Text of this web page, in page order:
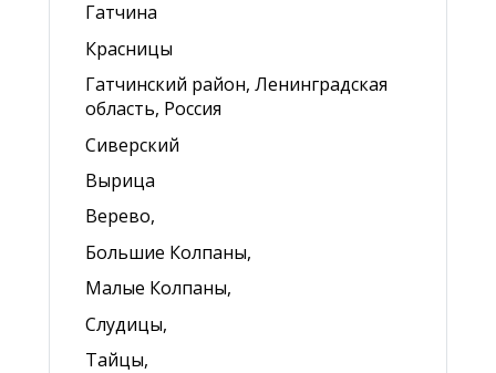
Гатчина
Красницы
Гатчинский район, Ленинградская
область, Россия
Сиверский
Вырица
Верево,
Большие Колпаны,
Малые Колпаны,
Слудицы,
Тайцы,